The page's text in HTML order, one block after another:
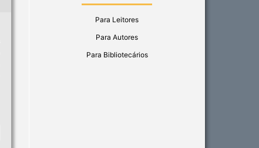
Para Leitores
Para Autores
Para Bibliotecários